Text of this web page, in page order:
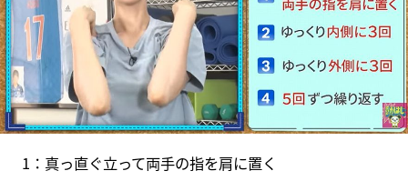
1：真っ直ぐ立って両手の指を肩に置く